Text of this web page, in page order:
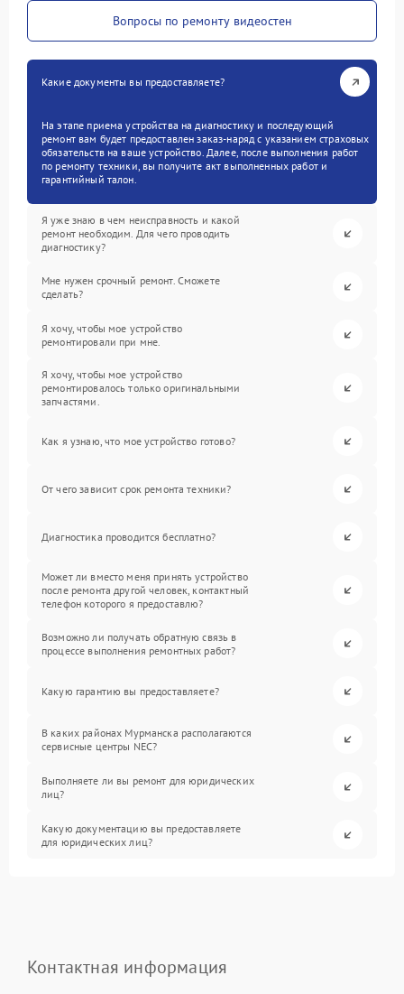
Вопросы по ремонту видеостен
Какие документы вы предоставляете?
На этапе приема устройства на диагностику и последующий
ремонт вам будет предоставлен заказ-наряд с указанием страховых
обязательств на ваше устройство. Далее, после выполнения работ
по ремонту техники, вы получите акт выполненных работ и
гарантийный талон.
Я уже знаю в чем неисправность и какой
ремонт необходим. Для чего проводить
диагностику?
Мне нужен срочный ремонт. Сможете
сделать?
Я хочу, чтобы мое устройство
ремонтировали при мне.
Я хочу, чтобы мое устройство
ремонтировалось только оригинальными
запчастями.
Как я узнаю, что мое устройство готово?
От чего зависит срок ремонта техники?
Диагностика проводится бесплатно?
Может ли вместо меня принять устройство
после ремонта другой человек, контактный
телефон которого я предоставлю?
Возможно ли получать обратную связь в
процессе выполнения ремонтных работ?
Какую гарантию вы предоставляете?
В каких районах Мурманска располагаются
сервисные центры NEC?
Выполняете ли вы ремонт для юридических
лиц?
Какую документацию вы предоставляете
для юридических лиц?
Контактная информация